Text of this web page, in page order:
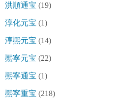
洪順通宝 (19)
淳化元宝 (1)
淳熈元宝 (14)
熈寧元宝 (22)
熈寧通宝 (1)
熈寧重宝 (218)